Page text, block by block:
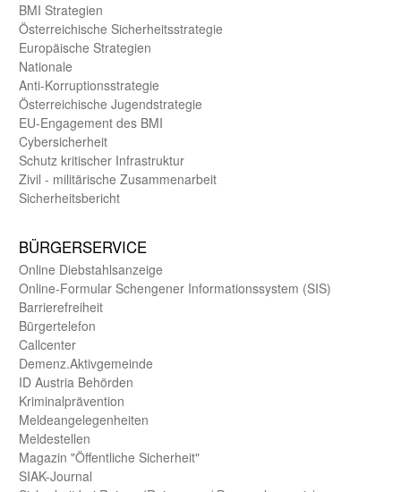
BMI Strategien
Öster­reichische Sicherheits­strategie
Europäische Strategien
Nationale
Anti-Korruptions­strategie
Öster­reichische Jugend­strategie
EU-Engagement des BMI
Cybersicherheit
Schutz kritischer Infra­struktur
Zivil - militärische Zusammen­arbeit
Sicherheits­bericht
BÜRGER­SERVICE
Online Diebstahls­anzeige
Online-Formular Schengener Informationssystem (SIS)
Barriere­freiheit
Bürger­telefon
Call­center
Demenz.Aktiv­gemeinde
ID Austria Behörden
Kriminal­prävention
Melde­an­ge­le­gen­heiten
Meld­estellen
Magazin "Öffentliche Sicherheit"
SIAK-Journal